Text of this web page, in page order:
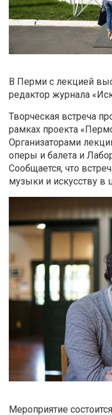
В Перми с лекцией
редактор журнала
Творческая встреча
рамках проекта
Организаторами
оперы и балета и
Сообщается, что
музыки и искусству в
Мероприятие